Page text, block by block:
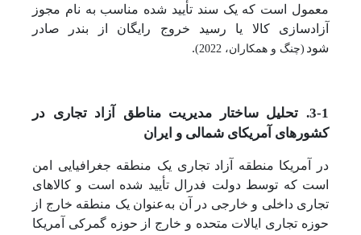
معمول است که یک سند تأیید شده مناسب به نام مجوز
آزادسازی کالا یا رسید خروج رایگان از بندر صادر
شود (چنگ و همکاران، 2022) .
3-1. تحلیل ساختار مدیریت مناطق آزاد تجاری در
کشورهای آمریکای شمالی و ایران
در آمریکا منطقه آزاد تجاری یک منطقه جغرافیایی امن
است که توسط دولت فدرال تأیید شده است و کالاهای
تجاری داخلی و خارجی در آن به‌عنوان یک منطقه خارج از
حوزه تجاری ایالات متحده و خارج از حوزه گمرکی آمریکا